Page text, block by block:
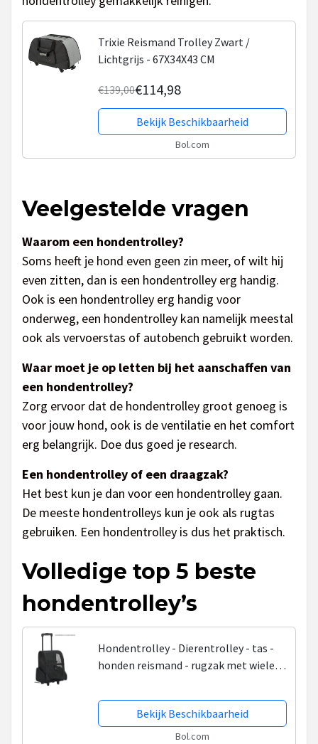
Trixie Reismand Trolley Zwart /
Lichtgrijs - 67X34X43 CM
€139,00€114,98
Bekijk Beschikbaarheid
Bol.com
Veelgestelde vragen
Waarom een hondentrolley?
Soms heeft je hond even geen zin meer, of wilt hij
even zitten, dan is een hondentrolley erg handig.
Ook is een hondentrolley erg handig voor
onderweg, een hondentrolley kan namelijk meestal
ook als vervoerstas of autobench gebruikt worden.
Waar moet je op letten bij het aanschaffen van
een hondentrolley?
Zorg ervoor dat de hondentrolley groot genoeg is
voor jouw hond, ook is de ventilatie en het comfort
erg belangrijk. Doe dus goed je research.
Een hondentrolley of een draagzak?
Het best kun je dan voor een hondentrolley gaan.
De meeste hondentrolleys kun je ook als rugtas
gebruiken. Een hondentrolley is dus het praktisch.
Volledige top 5 beste
hondentrolley’s
Hondentrolley - Dierentrolley - tas -
honden reismand - rugzak met wielen -
Bekijk Beschikbaarheid
Bol.com